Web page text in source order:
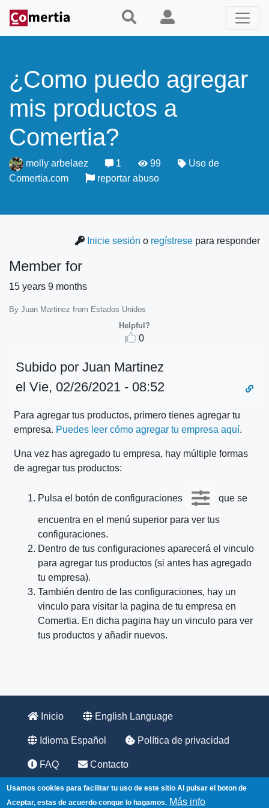
Usamos cookies para facilitar tu uso de este sitioAl pulsar el boton de
Aceptar, estas de acuerdo conque lo hagamos. Más info
contenido
¿Como puedo agregar
mis productos a
Comertia?
molly arbelaez 1 99
Uso de
Comertia.com
reportar abuso
Inicie sesión o regístrese para responder
Member for
15 years 9 months
By Juan Martinez from Estados Unidos
Helpful?
0
Subido porJuan Martinez
el Vie, 02/26/2021 - 08:52
Para
subir
agregar
tus…
Para agregar tus productos, primero tienes agregar tu
empresa. Puedes leer cómo agregar tu empresa aquí.
Una vez has agregado tu empresa, hay múltiple formas
de agregar tus productos:
Pulsa el botón de configuraciones que se
encuentra en el menú superior para ver tus
configuraciones.
Dentro de tus configuraciones aparecerá el vinculo
para agregar tus productos (si antes has agregado
tu empresa).
También dentro de las configuraciones, hay un
vinculo para visitar la pagina de tu empresa en
Comertia. En dicha pagina hay un vinculo para ver
tus productos y añadir nuevos.
Inicio English Language
Idioma Español Política de privacidad
FAQ
Contacto
555 Fayetteville St, Suite 201
Raleigh, NC 27601